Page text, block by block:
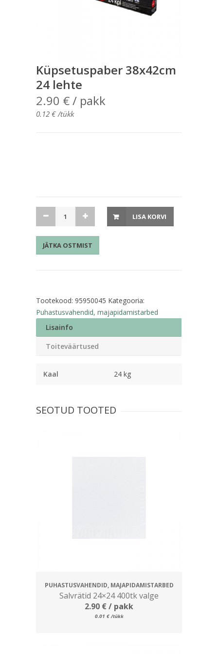
Küpsetuspaber 38x42cm
24 lehte
2.90 €/ pakk
0.12€ /tükk
24
lehte
LISA KORVI
JÄTKA OSTMIST
Tootekood: 95950045 Kategooria:
Puhastusvahendid, majapidamistarbed
Lisainfo
Toiteväärtused
Kaal 24 kg
SEOTUD TOOTED
PUHASTUSVAHENDID, MAJAPIDAMISTARBED
Salvrätid 24×24 400tk valge
2.90 €/ pakk
0.01 € /tükk